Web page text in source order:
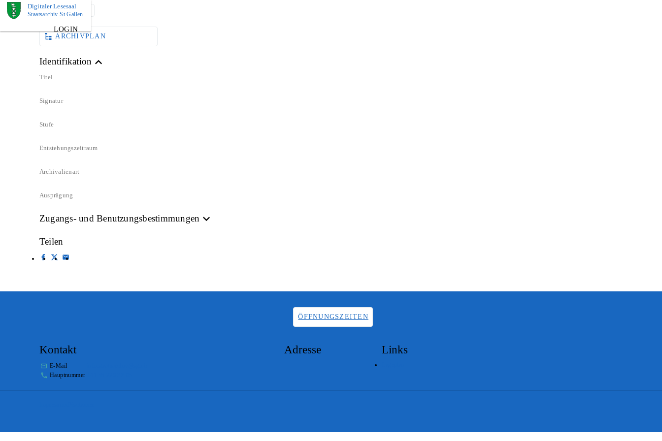
Digitaler Lesesaal
Staatsarchiv St.Gallen
LOGIN
DOKUMENT
ARCHIVPLAN
Identifikation
Titel
Signatur
Stufe
Entstehungszeitraum
Archivalienart
Ausprägung
Zugangs- und Benutzungsbestimmungen
Teilen
ÖFFNUNGSZEITEN
Kontakt
E-Mail
Hauptnummer
Adresse Links